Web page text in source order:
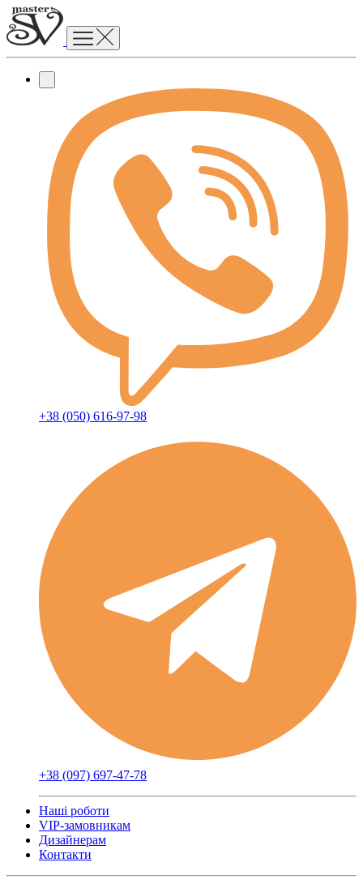
+38 (050) 616-97-98
+38 (097) 697-47-78
Наші роботи
VIP-замовникам
Дизайнерам
Контакти